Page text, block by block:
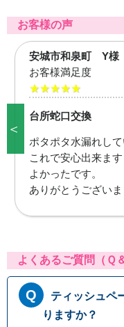
お客様の声
日進市五色園 T様
お客様満足度
★★★★★
台所蛇口交換
台所が使えなくて
来ますし、本当に
また何かありまし
＜
よくあるご質問（Ｑ
ティッシュペ
りますか？